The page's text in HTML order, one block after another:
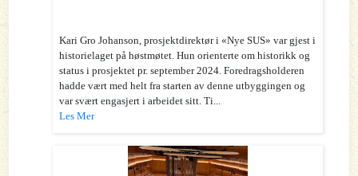
Kari Gro Johanson, prosjektdirektør i «Nye SUS» var gjest i
historielaget på høstmøtet. Hun orienterte om historikk og
status i prosjektet pr. september 2024. Foredragsholderen
hadde vært med helt fra starten av denne utbyggingen og
var svært engasjert i arbeidet sitt. Ti...
Les Mer